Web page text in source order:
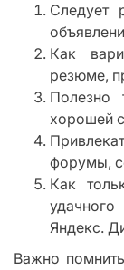
Следует
Как
резюме,
Полезно
хорошей
форумы,
Как
Яндекс.
Важно